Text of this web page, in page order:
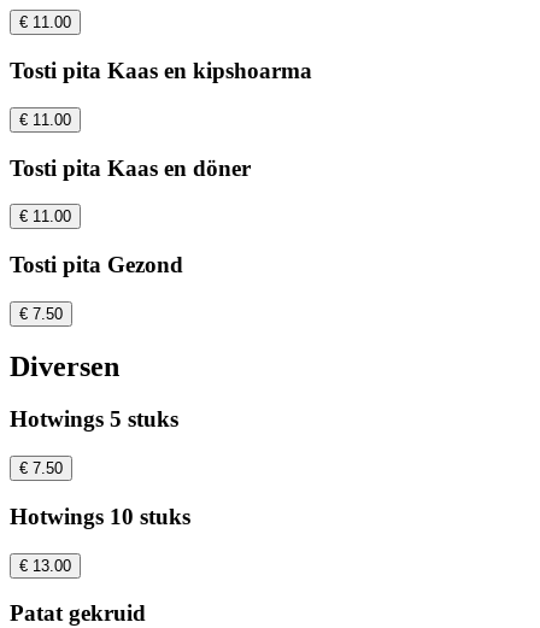
€ 11.00
Tosti pita Kaas en kipshoarma
€ 11.00
Tosti pita Kaas en döner
€ 11.00
Tosti pita Gezond
€ 7.50
Diversen
Hotwings 5 stuks
€ 7.50
Hotwings 10 stuks
€ 13.00
Patat gekruid